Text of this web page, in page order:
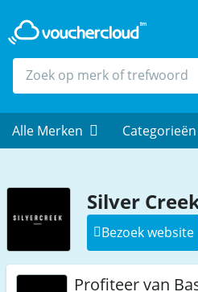
Alle Merken Categorieën
Silver
Bezoek website
Profiteer van